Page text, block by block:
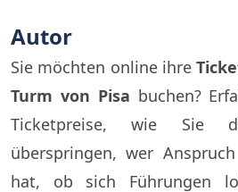
Autor
Sie möchten online ihre
Turm von Pisa buchen?
Ticketpreise, wie Sie
überspringen, wer
hat, ob sich Führungen